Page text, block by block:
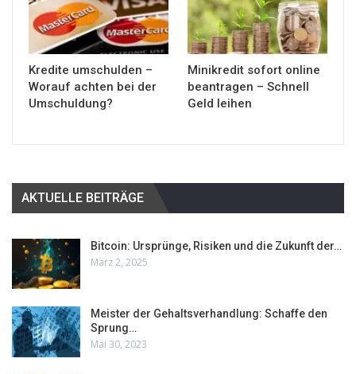
Kredite umschulden –
Worauf achten bei der
Umschuldung?
Minikredit sofort online
beantragen – Schnell
Geld leihen
AKTUELLE BEITRÄGE
Bitcoin: Ursprünge, Risiken und die Zukunft der…
März 2, 2025
Meister der Gehaltsverhandlung: Schaffe den
Sprung…
Mai 30, 2023